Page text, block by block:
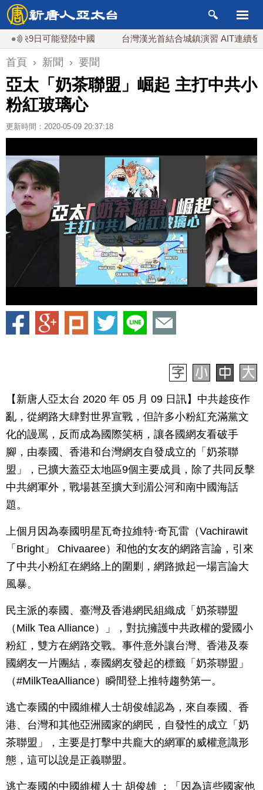
日可能登陸中國 台灣漢光首結合城鎮演習 AIT連續發文讚「
首頁 › 新聞 › 要聞
亞太「奶茶聯盟」崛起 主打中共小
粉紅玻璃心
更新時間：2020-05-09 20:37:18
【新唐人亞太台 2020 年 05 月 09 日訊】中共趁疫作
亂，從網路大肆對世界宣戰，但許多小粉紅充滿黨文
化的謾罵，反而成為國際笑柄，讓各國網友看破手
腳，由泰國、香港和台灣網友自發成立的「奶茶聯
盟」，已擴大蓋亞太地區9個主要成員，除了共同反擊
中共網軍外，戰場甚至擴大到湄公河和南中國海話
題。
上個月因為泰國明星瓦奇拉維特·奇瓦雷（Vachirawit
「Bright」 Chivaaree）和他的女友的網路言論，引來
了中共小粉紅在網絡上的圍剿，網路掀起一場言論大
風暴。
民主派的泰國、臺灣及香港網民組織成「奶茶聯盟
（Milk Tea Alliance）」，對抗擁護中共政權的愛國小
粉紅，雙方在網路交戰。事件意外讓台灣、香港及泰
國網友一片團結，泰國網友發起的標籤「奶茶聯盟」
（#MilkTeaAlliance）瞬間登上推特趨勢第一。
逃亡泰國的中國維權人士胡俊雄認為，來自泰國、香
港、台灣和其他亞洲國家的網民，自發性的成立「奶
茶聯盟」，主要是打擊中共龐大的網軍的威權意識形
態，這可以說是正義聯盟。
逃亡泰國的中國維權人士 胡俊雄 ：「因為這些國家他